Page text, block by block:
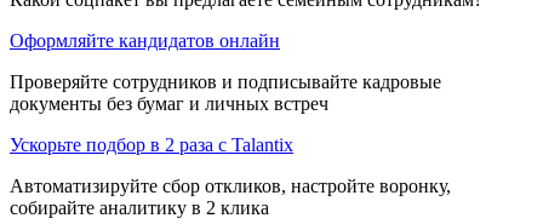
Оформляйте кандидатов онлайн
Проверяйте сотрудников и подписывайте кадровые
документы без бумаг и личных встреч
Ускорьте подбор в 2 раза с Talantix
Автоматизируйте сбор откликов, настройте воронку,
собирайте аналитику в 2 клика